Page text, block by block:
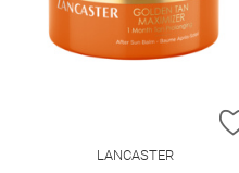
HINZUFÜGEN
LANCASTER